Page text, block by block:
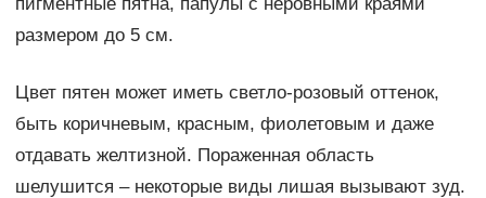
размером до 5 см.
Цвет пятен может иметь светло-розовый оттенок,
быть коричневым, красным, фиолетовым и даже
отдавать желтизной. Пораженная область
шелушится – некоторые виды лишая вызывают зуд.